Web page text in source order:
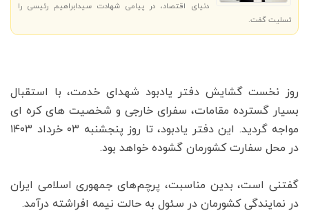
دنیای اقتصاد، در پیامی شهادت سیدابراهیم رئیسی را
تسلیت گفت.
روز نخست گشایش دفتر یادبود شهدای خدمت، با استقبال
بسیار گسترده مقامات، سفرای خارجی و شخصیت های کره ای
مواجه گردید. این دفتر یادبود، تا روز پنجشنبه ۰۳ خرداد ۱۴۰۳
در محل سفارت کشورمان گشوده خواهد بود.
گفتنی است، بدین مناسبت، پرچم‌های جمهوری اسلامی ایران
در نمایندگی کشورمان در سئول به حالت نیمه افراشته درآمد.